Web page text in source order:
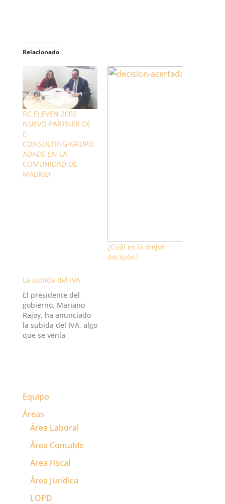
Relacionado
RC ELEVEN 2002
NUEVO PARTNER DE
E-
CONSULTING/GRUPO
ADADE EN LA
COMUNIDAD DE
MADRID
¿Cuál es la mejor
decisión?
La subida del IVA
El presidente del
gobierno, Mariano
Rajoy, ha anunciado
la subida del IVA, algo
que se venía
de Ministros se
de subida impositiva
y entrará en vigor de
posiblemente…
Equipo
Áreas
Área Laboral
Área Contable
Área Fiscal
Área Jurídica
LOPD